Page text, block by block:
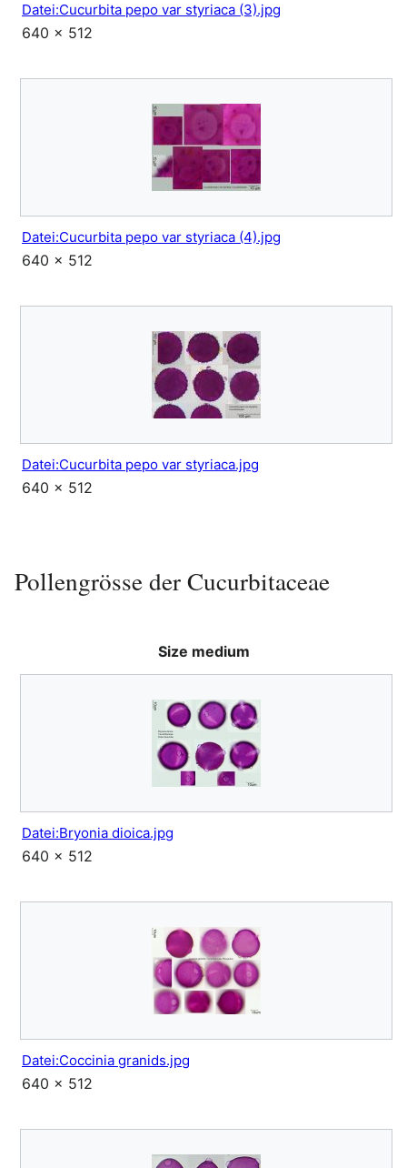
Datei:Cucurbita pepo var styriaca (3).jpg
640 × 512
Datei:Cucurbita pepo var styriaca (4).jpg
640 × 512
Datei:Cucurbita pepo var styriaca.jpg
640 × 512
Pollengrösse der Cucurbitaceae
Size medium
Datei:Bryonia dioica.jpg
640 × 512
Datei:Coccinia granids.jpg
640 × 512